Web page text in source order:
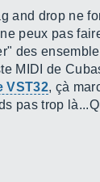
and drop ne
peux pas
des
MIDI de
VST32, çà
pas trop